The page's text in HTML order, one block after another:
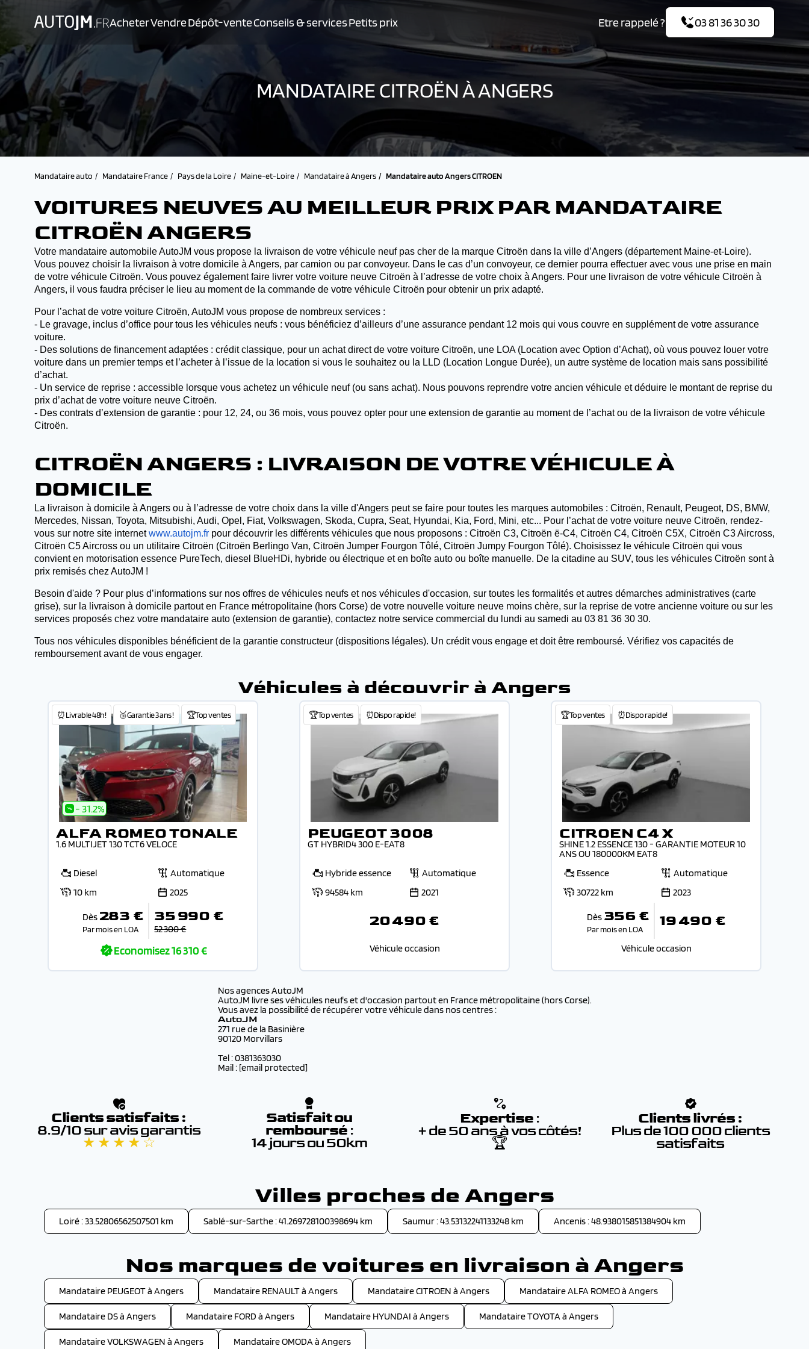
AcheterVendreDépôt-venteConseils & servicesPetits prix Etre rappelé ? 03 81 36 30 30
MANDATAIRE CITROËN À ANGERS
Mandataire auto Mandataire France Pays de la Loire Maine-et-Loire Mandataire à Angers Mandataire auto Angers CITROEN
VOITURES NEUVES AU MEILLEUR PRIX PAR MANDATAIRE
CITROËN ANGERS
Votre mandataire automobile AutoJM vous propose la livraison de votre véhicule neuf pas cher de la marque Citroën dans la ville d’Angers (département Maine-et-Loire).
Vous pouvez choisir la livraison à votre domicile à Angers, par camion ou par convoyeur. Dans le cas d’un convoyeur, ce dernier pourra effectuer avec vous une prise en main
de votre véhicule Citroën. Vous pouvez également faire livrer votre voiture neuve Citroën à l’adresse de votre choix à Angers. Pour une livraison de votre véhicule Citroën à
Angers, il vous faudra préciser le lieu au moment de la commande de votre véhicule Citroën pour obtenir un prix adapté.
Pour l’achat de votre voiture Citroën, AutoJM vous propose de nombreux services :
- Le gravage, inclus d’office pour tous les véhicules neufs : vous bénéficiez d’ailleurs d’une assurance pendant 12 mois qui vous couvre en supplément de votre assurance
voiture.
- Des solutions de financement adaptées : crédit classique, pour un achat direct de votre voiture Citroën, une LOA (Location avec Option d’Achat), où vous pouvez louer votre
voiture dans un premier temps et l’acheter à l’issue de la location si vous le souhaitez ou la LLD (Location Longue Durée), un autre système de location mais sans possibilité
d’achat.
- Un service de reprise : accessible lorsque vous achetez un véhicule neuf (ou sans achat). Nous pouvons reprendre votre ancien véhicule et déduire le montant de reprise du
prix d’achat de votre voiture neuve Citroën.
- Des contrats d’extension de garantie : pour 12, 24, ou 36 mois, vous pouvez opter pour une extension de garantie au moment de l’achat ou de la livraison de votre véhicule
Citroën.
CITROËN ANGERS : LIVRAISON DE VOTRE VÉHICULE À
DOMICILE
La livraison à domicile à Angers ou à l’adresse de votre choix dans la ville d'Angers peut se faire pour toutes les marques automobiles : Citroën, Renault, Peugeot, DS, BMW,
Mercedes, Nissan, Toyota, Mitsubishi, Audi, Opel, Fiat, Volkswagen, Skoda, Cupra, Seat, Hyundai, Kia, Ford, Mini, etc... Pour l’achat de votre voiture neuve Citroën, rendez-
vous sur notre site internetwww.autojm.fr pour découvrir les différents véhicules que nous proposons : Citroën C3, Citroën ë-C4, Citroën C4, Citroën C5X, Citroën C3 Aircross,
Citroën C5 Aircross ou un utilitaire Citroën (Citroën Berlingo Van, Citroën Jumper Fourgon Tôlé, Citroën Jumpy Fourgon Tôlé). Choisissez le véhicule Citroën qui vous
convient en motorisation essence PureTech, diesel BlueHDi, hybride ou électrique et en boîte auto ou boîte manuelle. De la citadine au SUV, tous les véhicules Citroën sont à
prix remisés chez AutoJM !
Besoin d'aide ? Pour plus d’informations sur nos offres de véhicules neufs et nos véhicules d'occasion, sur toutes les formalités et autres démarches administratives (carte
grise), sur la livraison à domicile partout en France métropolitaine (hors Corse) de votre nouvelle voiture neuve moins chère, sur la reprise de votre ancienne voiture ou sur les
services proposés chez votre mandataire auto (extension de garantie), contactez notre service commercial du lundi au samedi au 03 81 36 30 30.
Tous nos véhicules disponibles bénéficient de la garantie constructeur (dispositions légales). Un crédit vous engage et doit être remboursé. Vérifiez vos capacités de
remboursement avant de vous engager.
Véhicules à découvrir à Angers
⏰Livrable 48h! 🥉Garantie 3 ans ! 🏆Top ventes
- 31.2%
ALFA ROMEO TONALE
1.6 MULTIJET 130 TCT6 VELOCE
Diesel
Automatique
10 km
2025
Dès 283 €
Par mois en LOA
35 990 €
52 300 €
Economisez16 310 €
🏆Top ventes ⏰Dispo rapide!
PEUGEOT 3008
GT HYBRID4 300 E-EAT8
Hybride essence
Automatique
94584 km
2021
20 490 €
Véhicule occasion
🏆Top ventes ⏰Dispo rapide!
CITROEN C4 X
SHINE 1.2 ESSENCE 130 - GARANTIE MOTEUR 10
ANS OU 180000KM EAT8
Essence
Automatique
30722 km
2023
Dès 356 €
Par mois en LOA 19 490 €
Véhicule occasion
Nos agences AutoJM
AutoJM livre ses véhicules neufs et d'occasion partout en France métropolitaine (hors Corse).
Vous avez la possibilité de récupérer votre véhicule dans nos centres :
AutoJM
271 rue de la Basinière
90120 Morvillars
Tel : 0381363030
Mail : [email protected]
Clients satisfaits :
8.9/10 sur avis garantis
★ ★ ★ ★ ☆
Satisfait ou
remboursé :
14 jours ou 50km
Expertise :
+ de 50 ans à vos côtés!
🏆
Clients livrés :
Plus de 100 000 clients
satisfaits
Villes proches de Angers
Loiré : 33.52806562507501 km Sablé-sur-Sarthe : 41.269728100398694 km Saumur : 43.53132241133248 km Ancenis : 48.938015851384904 km
Nos marques de voitures en livraison à Angers
Mandataire PEUGEOT à Angers Mandataire RENAULT à Angers Mandataire CITROEN à Angers Mandataire ALFA ROMEO à Angers
Mandataire DS à Angers Mandataire FORD à Angers Mandataire HYUNDAI à Angers Mandataire TOYOTA à Angers
Mandataire VOLKSWAGEN à Angers Mandataire OMODA à Angers